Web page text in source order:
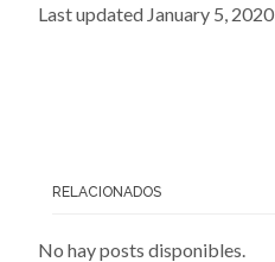
Last updated January 5, 2020
RELACIONADOS
No hay posts disponibles.